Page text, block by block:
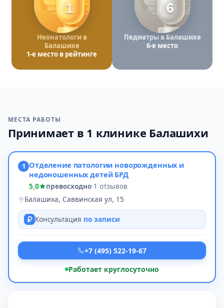
1
Неонатологи в
Балашихе
1-е место в рейтинге
6
Педиатры в Балашихе
6-е место
МЕСТА РАБОТЫ
Принимает в 1 клинике Балашихи
1 Отделение патологии новорожденных и
недоношенных детей БРД
5,0 превосходно·1 отзывов
Балашиха, Саввинская ул, 15
Консультация по записи
+7 (495) 522-19-67
Работает круглосуточно